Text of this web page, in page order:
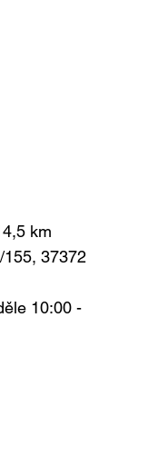
km
37372
10:00 -